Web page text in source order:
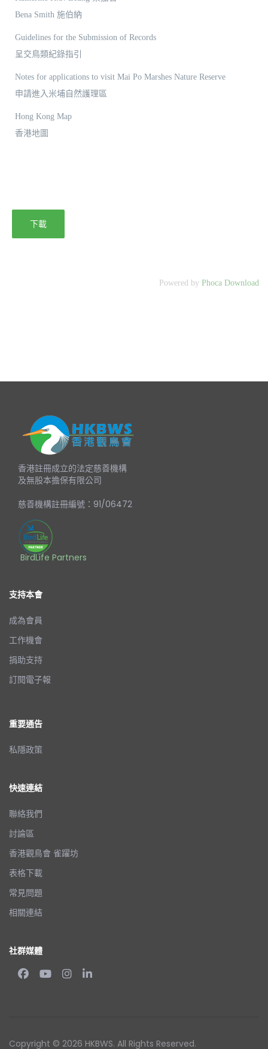
Bena Smith 施伯納
Guidelines for the Submission of Records
呈交鳥類紀錄指引
Notes for applications to visit Mai Po Marshes Nature Reserve
申請進入米埔自然護理區
Hong Kong Map
香港地圖
Powered by Phoca Download
香港註冊成立的法定慈善機構
及無股本擔保有限公司
慈善機構註冊編號：91/06472
BirdLife Partners
支持本會
成為會員
工作機會
捐助支持
訂閱電子報
重要通告
私隱政策
快速連結
聯絡我們
討論區
香港觀鳥會 雀躍坊
表格下載
常見問題
相關連結
社群媒體
Copyright © 2026 HKBWS. All Rights Reserved.